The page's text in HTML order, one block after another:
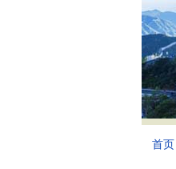
首页